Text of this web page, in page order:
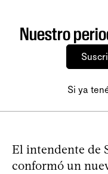
Nuestro
Si ya
El intendente de
conformó un